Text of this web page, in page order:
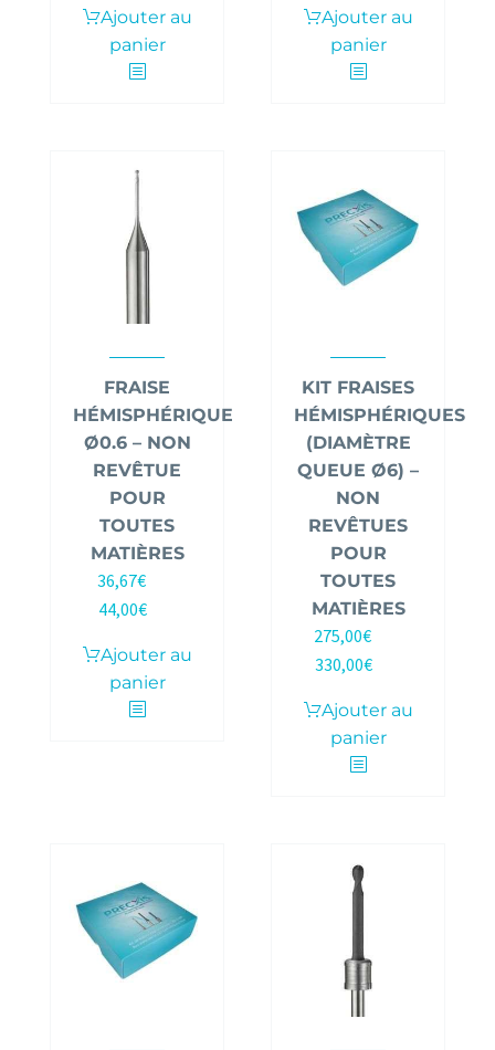
Ajouter au
panier
Ajouter au
panier
FRAISE
HÉMISPHÉRIQUE
Ø0.6 – NON
REVÊTUE
POUR
TOUTES
MATIÈRES
36,67€
44,00€
Ajouter au
panier
KIT FRAISES
HÉMISPHÉRIQUES
(DIAMÈTRE
QUEUE Ø6) –
NON
REVÊTUES
POUR
TOUTES
MATIÈRES
275,00€
330,00€
Ajouter au
panier